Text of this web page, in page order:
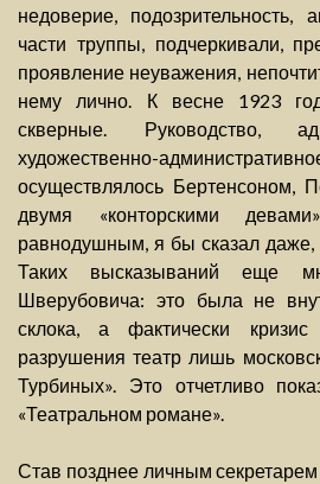
недоверие, подозрительность,
части труппы, подчеркивали,
проявление неуважения,
нему лично. К весне 1923
скверные. Руководство,
художественно-
осуществлялось Бертенсоном,
двумя «конторскими
равнодушным, я бы сказал
Таких высказываний еще
Шверубовича: это была не
склока, а фактически
разрушения театр лишь
Турбиных». Это отчетливо
«Театральном романе».
Став позднее личным секретарем